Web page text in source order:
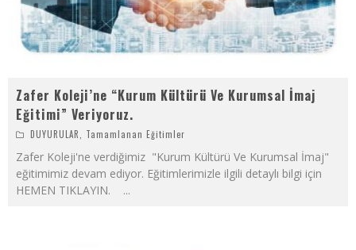
Zafer Koleji’ne “Kurum Kültürü Ve Kurumsal İmaj
Eğitimi” Veriyoruz.
DUYURULAR Tamamlanan Eğitimler
Zafer Koleji'ne verdiğimiz "Kurum Kültürü Ve Kurumsal İmaj"
eğitimimiz devam ediyor. Eğitimlerimizle ilgili detaylı bilgi için
HEMEN TIKLAYIN. ...